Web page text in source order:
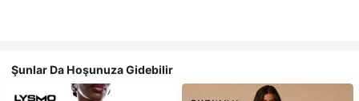
Şunlar Da Hoşunuza Gidebilir